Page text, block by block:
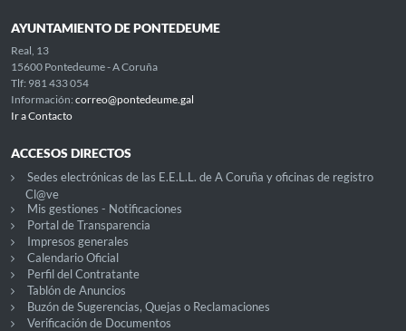
AYUNTAMIENTO DE PONTEDEUME
Real, 13
15600 Pontedeume - A Coruña
Tlf: 981 433 054
Información: correo@pontedeume.gal
Ir a Contacto
ACCESOS DIRECTOS
Sedes electrónicas de las E.E.L.L. de A Coruña y oficinas de registro
Cl@ve
Mis gestiones - Notificaciones
Portal de Transparencia
Impresos generales
Calendario Oficial
Perfil del Contratante
Tablón de Anuncios
Buzón de Sugerencias, Quejas o Reclamaciones
Verificación de Documentos